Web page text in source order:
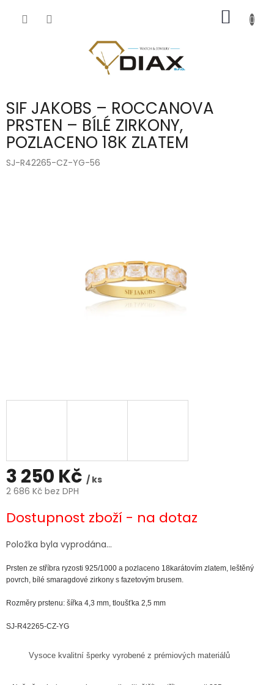
KOŠÍK
SIF JAKOBS – ROCCANOVA
PRSTEN – BÍLÉ ZIRKONY,
POZLACENO 18K ZLATEM
SJ-R42265-CZ-YG-56
3 250 Kč / ks
2 686 Kč bez DPH
cena:
Dostupnost zboží - na dotaz
Položka byla vyprodána…
Prsten ze stříbra ryzosti 925/1000 a pozlaceno 18karátovím zlatem, leštěný
povrch, bílé smaragdové zirkony s fazetovým brusem.
Rozměry prstenu: šířka 4,3 mm, tloušťka 2,5 mm
SJ-R42265-CZ-YG
Vysoce kvalitní šperky vyrobené z prémiových materiálů